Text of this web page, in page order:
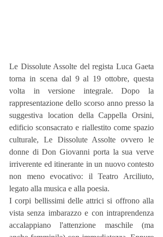
Le Dissolute Assolte del regista Luca Gaeta
torna in scena dal 9 al 19 ottobre, questa
volta in versione integrale. Dopo la
rappresentazione dello scorso anno presso la
suggestiva location della Cappella Orsini,
edificio sconsacrato e riallestito come spazio
culturale, Le Dissolute Assolte ovvero le
donne di Don Giovanni porta la sua verve
irriverente ed itinerante in un nuovo contesto
non meno evocativo: il Teatro Arciliuto,
legato alla musica e alla poesia.
I corpi bellissimi delle attrici si offrono alla
vista senza imbarazzo e con intraprendenza
accalappiano l'attenzione maschile (ma